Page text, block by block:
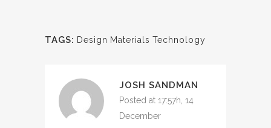
TAGS: Design Materials Technology
JOSH SANDMAN
Posted at 17:57h, 14
December